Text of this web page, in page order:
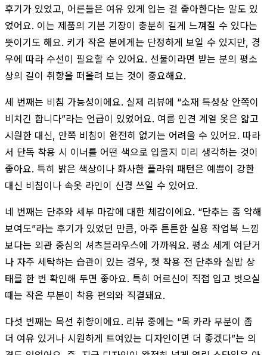
후기가 있었고, 어른들은 여유 있게 입는 걸 좋아한다는 말도 있
었어요. 이는 제품의 기본 기장이 충분히 길게 느껴질 수 있다는
뜻이기도 해요. 키가 작은 분에게는 단정하게 보일 수 있지만, 경
우에 따라 수선이 필요할 수 있어요. 선물이라면 받는 분의 평소
상의 길이 취향을 떠올려 보는 것이 중요해요.
세 번째는 비침 가능성이에요. 실제 리뷰에 “소재 특성상 안쪽이
비치긴 합니다”라는 언급이 있었어요. 여름 인견 계열 옷은 얇고
시원한 대신, 안쪽 비침이 완전히 없기는 어려울 수 있어요. 따라
서 단독 착용 시 이너를 어떤 색으로 입을지 미리 생각하는 것이
좋아요. 특히 밝은 색상이나 화사한 플라워 패턴은 예쁨이 강한
대신 비침이나 속옷 라인이 신경 쓰일 수 있어요.
네 번째는 단추와 세부 마감에 대한 체감이에요. “단추는 좀 약해
보여도”라는 후기가 있었던 만큼, 아주 튼튼한 실용 작업복 느낌
보다는 외관 중심의 셔츠블라우스에 가까워요. 평소 세게 여닫거
나 자주 세탁하는 습관이 있는 경우, 첫 착용 전 단추와 실밥 상
태를 한 번 확인해 두면 좋아요. 특히 어르신이 직접 입고 벗으실
때는 작은 부분이 착용 편의와 직결돼요.
다섯 번째는 목선 취향이에요. 리뷰 중에는 “목 카라 부분이 좀
더 여유 있거나 시원하게 트여있는 디자인이면 더 좋겠다”는 의